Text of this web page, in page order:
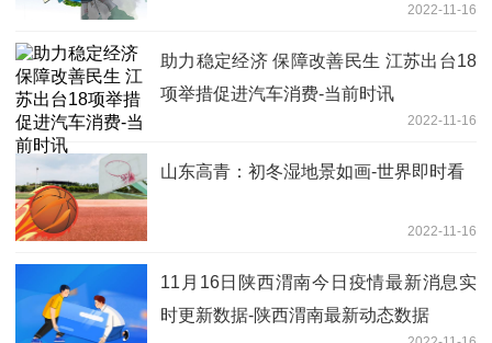
2022-11-16
助力稳定经济 保障改善民生 江苏出台18
项举措促进汽车消费-当前时讯
2022-11-16
山东高青：初冬湿地景如画-世界即时看
2022-11-16
11月16日陕西渭南今日疫情最新消息实
时更新数据-陕西渭南最新动态数据